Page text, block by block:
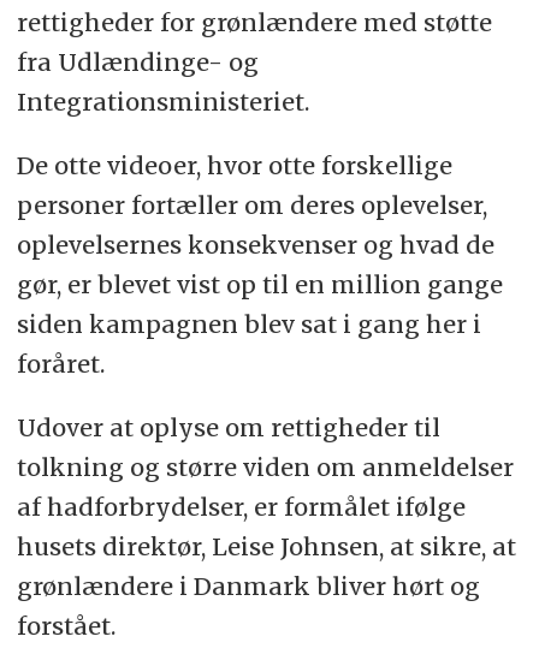
rettigheder for grønlændere med støtte
fra Udlændinge- og
Integrationsministeriet.
De otte videoer, hvor otte forskellige
personer fortæller om deres oplevelser,
oplevelsernes konsekvenser og hvad de
gør, er blevet vist op til en million gange
siden kampagnen blev sat i gang her i
foråret.
Udover at oplyse om rettigheder til
tolkning og større viden om anmeldelser
af hadforbrydelser, er formålet ifølge
husets direktør, Leise Johnsen, at sikre, at
grønlændere i Danmark bliver hørt og
forstået.